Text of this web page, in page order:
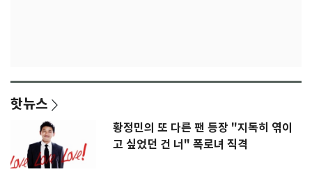
핫뉴스
황정민의 또 다른 팬 등장 "지독히 엮이
고 싶었던 건 너" 폭로녀 직격